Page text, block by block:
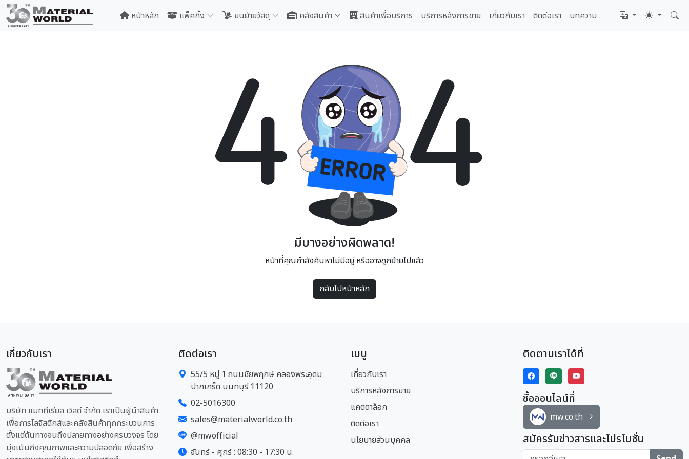
หน้าหลัก แพ็คกิ้ง ขนย้ายวัสดุ คลังสินค้า สินค้าเพื่อบริการ บริการหลังการขาย เกี่ยวกับเรา ติดต่อเรา บทความ
มีบางอย่างผิดพลาด!
หน้าที่คุณกำลังค้นหาไม่มีอยู่ หรืออาจถูกย้ายไปแล้ว
กลับไปหน้าหลัก
เกี่ยวกับเรา
บริษัท แมททีเรียล เวิลด์ จำกัด เราเป็นผู้นำสินค้า
เพื่อการโลจิสติกส์และคลังสินค้าทุกกระบวนการ
ตั้งแต่ต้นทางจนถึงปลายทางอย่างครบวงจร โดย
มุ่งเน้นถึงคุณภาพและความปลอดภัย เพื่อสร้าง
ติดต่อเรา
55/5 หมู่ 1 ถนนชัยพฤกษ์ คลองพระอุดม
ปากเกร็ด นนทบุรี 11120
02-5016300
sales@materialworld.co.th
@mwofficial
จันทร์ - ศุกร์ : 08:30 - 17:30 น.
เมนู
เกี่ยวกับเรา
บริการหลังการขาย
แคตตาล็อก
ติดต่อเรา
นโยบายส่วนบุคคล
ติดตามเราได้ที่
ซื้อออนไลน์ที่
mw.co.th
สมัครรับข่าวสารและโปรโมชั่น